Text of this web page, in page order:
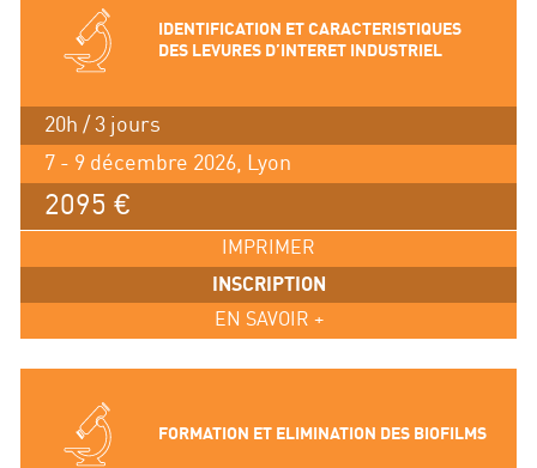
IDENTIFICATION ET CARACTERISTIQUES
DES LEVURES D’INTERET INDUSTRIEL
20h / 3 jours
7 - 9 décembre 2026, Lyon
2095 €
IMPRIMER
INSCRIPTION
EN SAVOIR +
FORMATION ET ELIMINATION DES BIOFILMS